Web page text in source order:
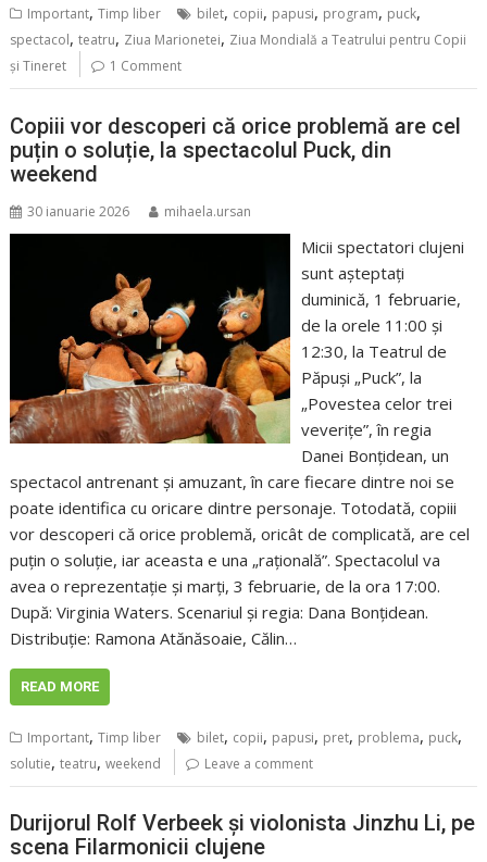
Important,Timp liber bilet, copii, papusi, program, puck,
spectacol,teatru, Ziua Marionetei, Ziua Mondială a Teatrului pentru Copii
și Tineret
1 Comment
Copiii vor descoperi că orice problemă are cel
puțin o soluție, la spectacolul Puck, din
weekend
30 ianuarie 2026 mihaela.ursan
Micii spectatori clujeni
sunt așteptați
duminică, 1 februarie,
de la orele 11:00 și
12:30, la Teatrul de
Păpuși „Puck”, la
„Povestea celor trei
veverițe”, în regia
Danei Bonțidean, un
spectacol antrenant și amuzant, în care fiecare dintre noi se
poate identifica cu oricare dintre personaje. Totodată, copiii
vor descoperi că orice problemă, oricât de complicată, are cel
puțin o soluție, iar aceasta e una „rațională”. Spectacolul va
avea o reprezentație și marți, 3 februarie, de la ora 17:00.
După: Virginia Waters. Scenariul și regia: Dana Bonțidean.
Distribuție: Ramona Atănăsoaie, Călin…
READ MORE
Important,Timp liber bilet, copii, papusi, pret, problema, puck,
solutie,teatru,weekend Leave a comment
Durijorul Rolf Verbeek și violonista Jinzhu Li, pe
scena Filarmonicii clujene